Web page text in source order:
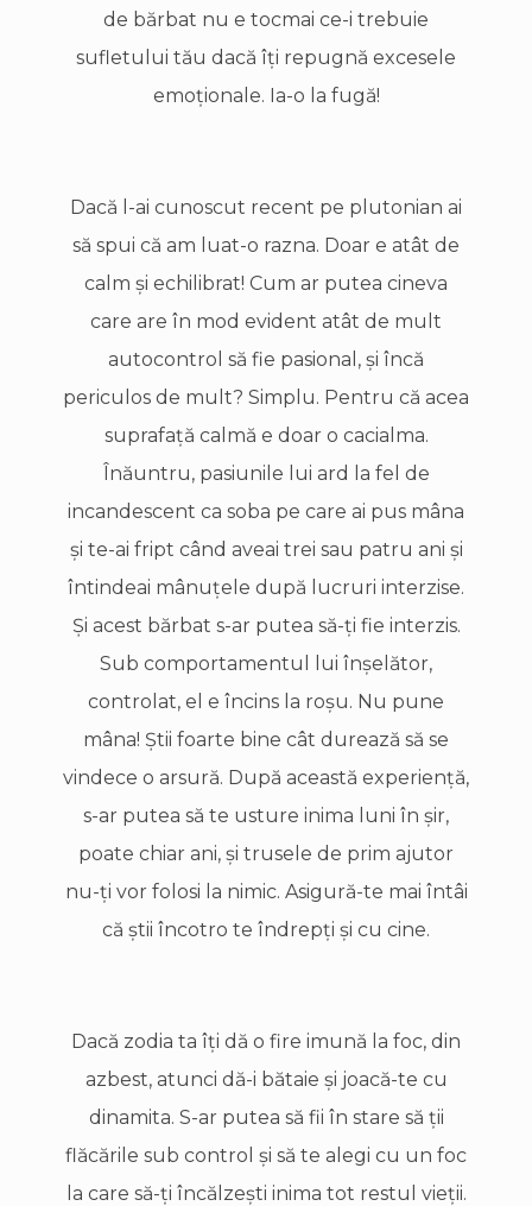
de bărbat nu e tocmai ce-i trebuie
sufletului tău dacă îţi repugnă excesele
emoţionale. Ia-o la fugă!
Dacă l-ai cunoscut recent pe plutonian ai
să spui că am luat-o razna. Doar e atât de
calm şi echilibrat! Cum ar putea cineva
care are în mod evident atât de mult
autocontrol să fie pasional, şi încă
periculos de mult? Simplu. Pentru că acea
suprafaţă calmă e doar o cacialma.
Înăuntru, pasiunile lui ard la fel de
incandescent ca soba pe care ai pus mâna
şi te-ai fript când aveai trei sau patru ani şi
întindeai mânuţele după lucruri interzise.
Şi acest bărbat s-ar putea să-ţi fie interzis.
Sub comportamentul lui înşelător,
controlat, el e încins la roşu. Nu pune
mâna! Ştii foarte bine cât durează să se
vindece o arsură. După această experienţă,
s-ar putea să te usture inima luni în şir,
poate chiar ani, şi trusele de prim ajutor
nu-ţi vor folosi la nimic. Asigură-te mai întâi
că ştii încotro te îndrepţi şi cu cine.
Dacă zodia ta îţi dă o fire imună la foc, din
azbest, atunci dă-i bătaie şi joacă-te cu
dinamita. S-ar putea să fii în stare să ţii
flăcările sub control şi să te alegi cu un foc
la care să-ţi încălzeşti inima tot restul vieţii.